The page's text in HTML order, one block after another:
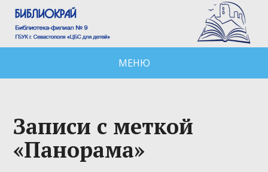
МЕНЮ
Записи с меткой
«Панорама»